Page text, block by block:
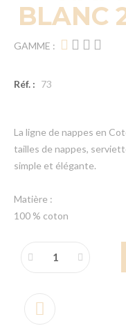
BLANC
GAMME :
Réf. : 73
La ligne de nappes en
tailles de nappes,
simple et élégante.
Matière :
100 % coton